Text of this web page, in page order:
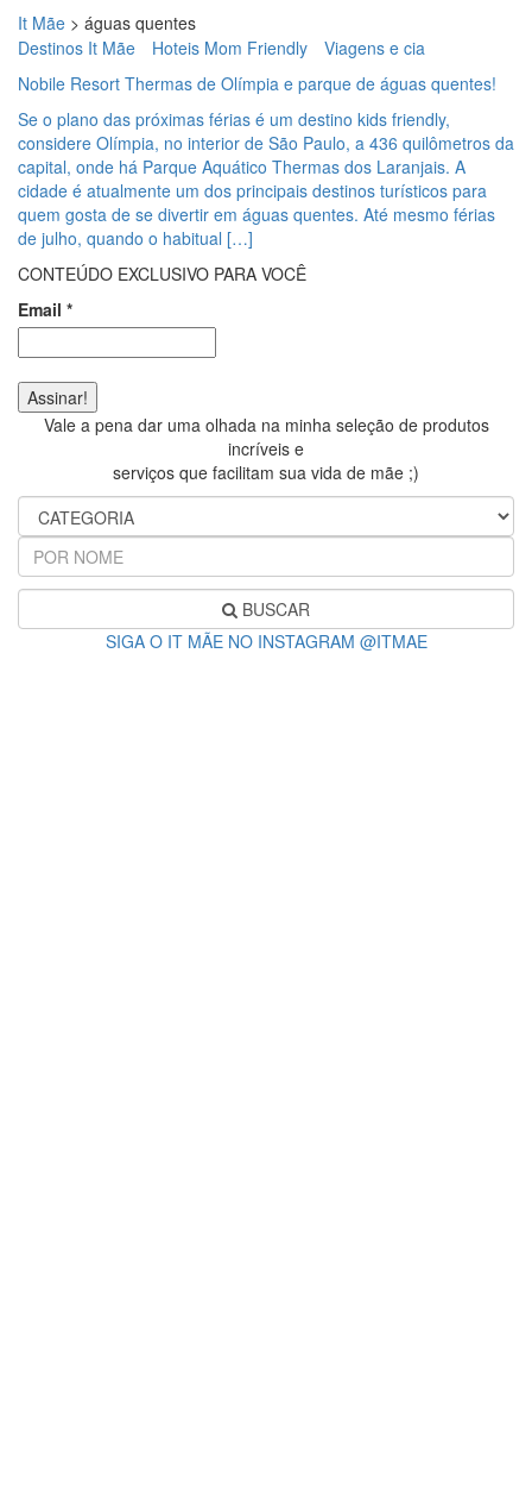
It Mãe > águas quentes
Destinos It Mãe
Hoteis Mom Friendly
Viagens e cia
Nobile Resort Thermas de Olímpia e parque de águas quentes!
Se o plano das próximas férias é um destino kids friendly,
considere Olímpia, no interior de São Paulo, a 436 quilômetros da
capital, onde há Parque Aquático Thermas dos Laranjais. A
cidade é atualmente um dos principais destinos turísticos para
quem gosta de se divertir em águas quentes. Até mesmo férias
de julho, quando o habitual […]
CONTEÚDO EXCLUSIVO PARA VOCÊ
Email *
Vale a pena dar uma olhada na minha seleção de produtos
incríveis e
serviços que facilitam sua vida de mãe ;)
BUSCAR
SIGA O IT MÃE NO INSTAGRAM @ITMAE